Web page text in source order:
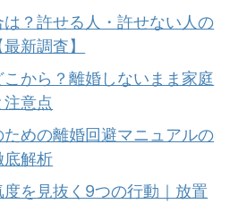
？許せる人・許せない人の
新調査】
から？離婚しないまま家庭
意点
めの離婚回避マニュアルの
底解析
を見抜く9つの行動｜放置